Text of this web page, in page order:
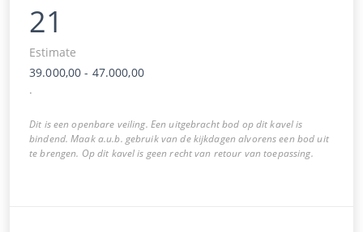
21
Estimate
39.000,00 - 47.000,00
.
Dit is een openbare veiling. Een uitgebracht bod op dit kavel is
bindend. Maak a.u.b. gebruik van de kijkdagen alvorens een bod uit
te brengen. Op dit kavel is geen recht van retour van toepassing.